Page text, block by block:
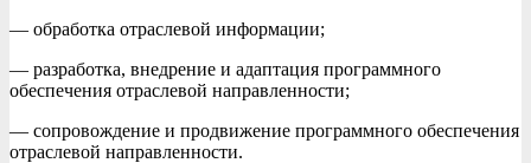
— обработка отраслевой информации;
— разработка, внедрение и адаптация программного
обеспечения отраслевой направленности;
— сопровождение и продвижение программного обеспечения
отраслевой направленности.